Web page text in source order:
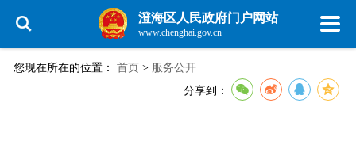
澄海区人民政府门户网站
www.chenghai.gov.cn
您现在所在的位置： 首页 > 服务公开
分享到：